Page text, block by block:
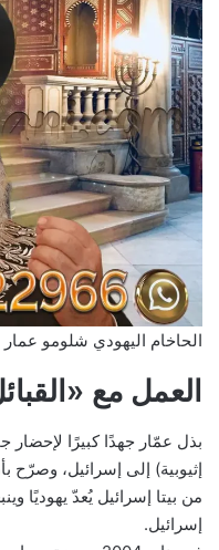
الحاخام اليهودي شلومو عمار
العمل مع
بذل عمّار جهدًا كبيرًا
إثيوبية) إلى إسرائيل،
من بيتا إسرائيل يُعدّ يهوديًا
إسرائيل.